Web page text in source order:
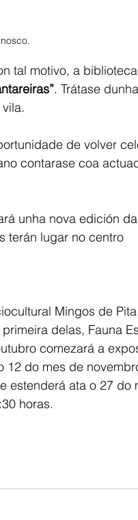
tal motivo, a
. Trátase dunha
de volver
contarase coa
unha nova edición da
terán lugar no centro
Mingos de Pita
delas, Fauna
comezará a
12 do mes de
estenderá ata o 27 do
horas.